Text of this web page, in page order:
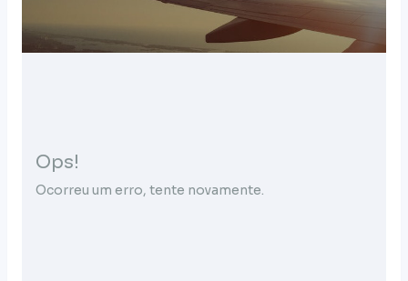
Ops!
Ocorreu um erro, tente novamente.